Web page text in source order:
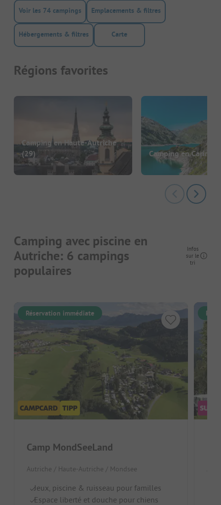
Voir les 74 campings Emplacements & filtres
Hébergements & filtres Carte
Régions favorites
Camping en Haute-Autriche
(29)
Camping en
Camping avec piscine en
Autriche: 6 campings
populaires
Infos
sur le
tri
Réservation immédiate
Camp MondSeeLand
Autriche / Haute-Autriche / Mondsee
Jeux, piscine & ruisseau pour familles
Espace liberté et douche pour chiens